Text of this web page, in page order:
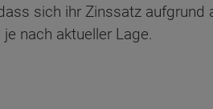
sich ihr Zinssatz aufgrund
nach aktueller Lage.